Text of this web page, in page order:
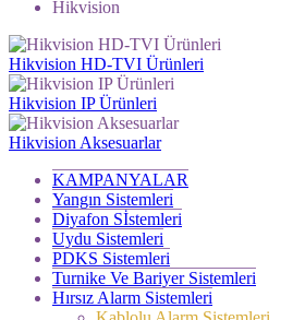
Hikvision
Hikvision HD-TVI Ürünleri
Hikvision IP Ürünleri
Hikvision Aksesuarlar
KAMPANYALAR
Yangın Sistemleri
Diyafon Sİstemleri
Uydu Sistemleri
PDKS Sistemleri
Turnike Ve Bariyer Sistemleri
Hırsız Alarm Sistemleri